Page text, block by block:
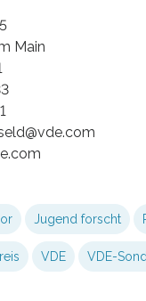
Main
Jugend forscht
VDE VDE-